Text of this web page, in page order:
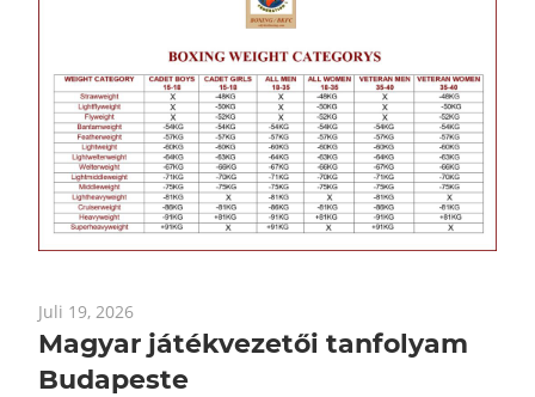
Juli 19, 2026
Magyar játékvezetői tanfolyam
Budapeste